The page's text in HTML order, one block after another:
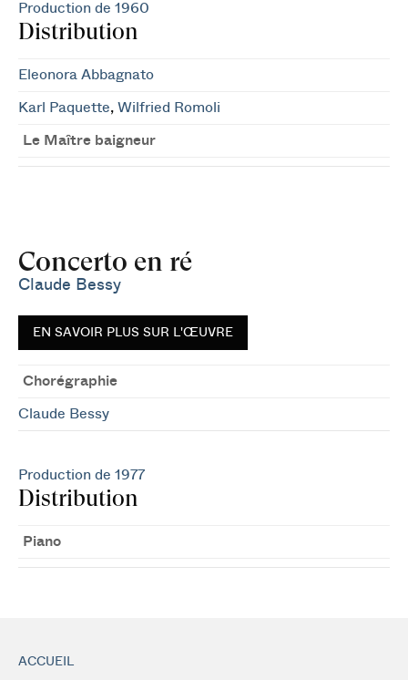
Production de 1960
Distribution
Eleonora Abbagnato
Karl Paquette, Wilfried Romoli
Le Maître baigneur
Concerto en ré
Claude Bessy
EN SAVOIR PLUS SUR L'ŒUVRE
Chorégraphie
Claude Bessy
Production de 1977
Distribution
Piano
ACCUEIL